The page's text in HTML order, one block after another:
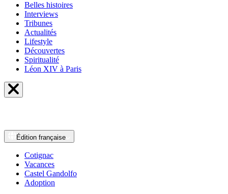
Belles histoires
Interviews
Tribunes
Actualités
Lifestyle
Découvertes
Spiritualité
Léon XIV à Paris
Édition française
Cotignac
Vacances
Castel Gandolfo
Adoption